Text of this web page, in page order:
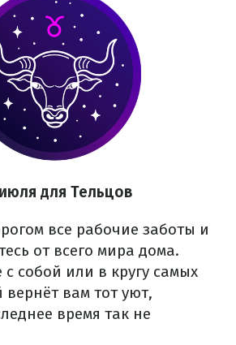
для Тельцов
все рабочие заботы и
от всего мира дома.
собой или в кругу самых
вам тот уют,
время так не